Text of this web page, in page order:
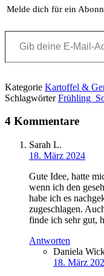
Melde dich für ein
Gib deine E-Mail-Adresse ein ...
Kategorie Kartoffel &
Schlagwörter
4 Kommentare
Sarah L.
18. März 2024
Gute Idee, hatte
wenn ich den
habe ich es
zugeschlagen.
finde ich sehr gut,
Antworten
Daniela
18. März